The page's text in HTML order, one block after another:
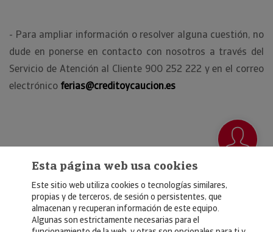
- Para ampliar información o resolver alguna cuestión, no
dude en ponerse en contacto con nosotros a través del
Servicio de Atención al Cliente 900 252 222 y en el correo
electrónico ferias@creditoycaucion.es
Esta página web usa cookies
Este sitio web utiliza cookies o tecnologías similares,
propias y de terceros, de sesión o persistentes, que
almacenan y recuperan información de este equipo.
Algunas son estrictamente necesarias para el